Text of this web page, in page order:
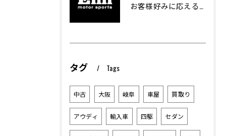
お客様好みに応える中古車選びのポイント
タグ Tags
中古 大阪 岐阜 車屋 買取り
アウディ 輸入車 四駆 セダン